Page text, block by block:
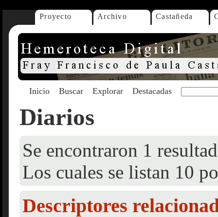
Proyecto Archivo Castañeda
Inicio Buscar Explorar Destacadas
Diarios
Se encontraron 1
Los cuales se listan 10
Descriptores